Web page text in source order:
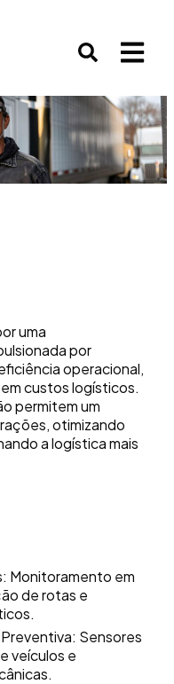
uma
por
operacional,
custos logísticos.
permitem um
otimizando
a logística mais
Monitoramento em
de rotas e
Sensores
veículos e